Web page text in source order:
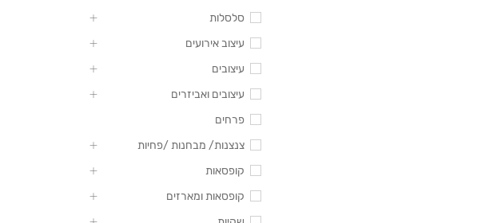
סלסלות
עיצוב אירועים
עיצובים
עיצובים ואביזרים
פרחים
צנצנות/ מבחנות /פחיות
קופסאות
קופסאות ומארזים